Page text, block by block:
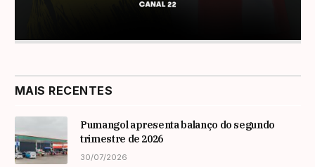
MAIS RECENTES
Pumangol apresenta balanço do segundo
trimestre de 2026
30/07/2026